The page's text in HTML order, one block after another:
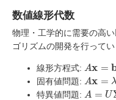
数値線形代数
物理・工学的に需要の高
ゴリズムの開発を行ってい
線形方程式: A
固有値問題:
A x
特異値問題:
A Σ